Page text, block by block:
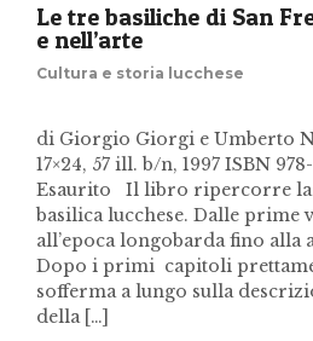
Le tre basiliche di San
e nell’arte
Cultura e storia lucchese
di Giorgio Giorgi e Umberto
17×24, 57 ill. b/n, 1997 ISBN
Esaurito Il libro ripercorre la
basilica lucchese. Dalle prime
all’epoca longobarda fino alla
Dopo i primi capitoli
sofferma a lungo sulla
della […]